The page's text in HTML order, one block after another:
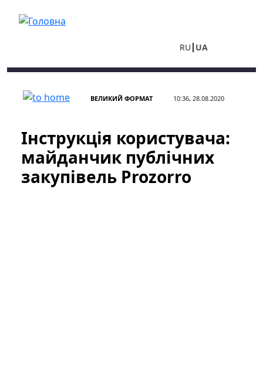
RU UA
ВЕЛИКИЙ ФОРМАТ 10:36, 28.08.2020
Інструкція користувача:
майданчик публічних
закупівель Prozorro